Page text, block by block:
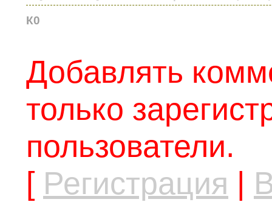
К0
Добавлять
только
пользователи.
[ Регистрация |